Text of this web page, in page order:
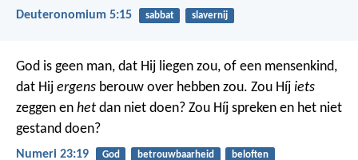
Deuteronomium 5:15 sabbat slavernij
God is geen man, dat Hij liegen zou, of een mensenkind,
dat Hij ergens berouw over hebben zou. Zou Híj iets
zeggen en het dan niet doen? Zou Híj spreken en het niet
gestand doen?
Numeri 23:19 God betrouwbaarheid beloften